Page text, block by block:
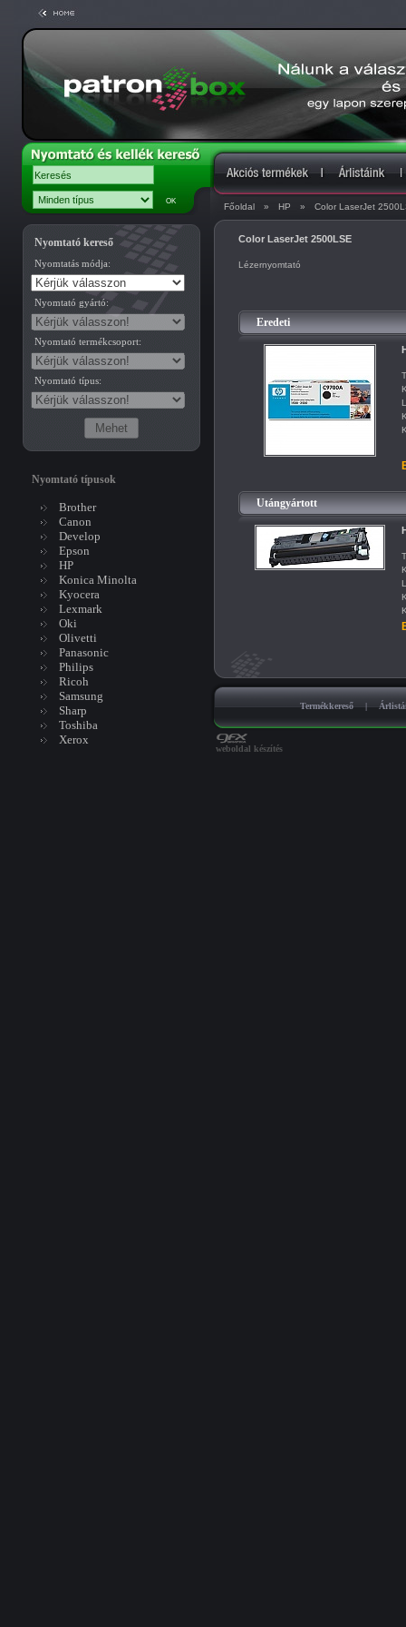
Főoldal » HP » Color LaserJet
Nyomtató kereső
Nyomtatás módja:
Nyomtató gyártó:
Nyomtató termékcsoport:
Nyomtató típus:
Nyomtató típusok
Brother
Canon
Develop
Epson
HP
Konica Minolta
Kyocera
Lexmark
Oki
Olivetti
Panasonic
Philips
Ricoh
Samsung
Sharp
Toshiba
Xerox
Color LaserJet 2500LSE
Lézernyomtató
Eredeti
Utángyártott
Termékkereső |
weboldal készítés